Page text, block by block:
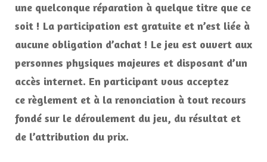
une quelconque réparation à quelque titre que ce
soit ! La participation est gratuite et n’est liée à
aucune obligation d’achat ! Le jeu est ouvert aux
personnes physiques majeures et disposant d’un
accès internet. En participant vous acceptez
ce règlement et à la renonciation à tout recours
fondé sur le déroulement du jeu, du résultat et
de l’attribution du prix.